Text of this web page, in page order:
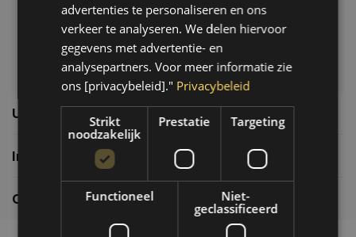
info@autoklusser.nl
Usefull links
Informatie
Contactgegevens
advertenties te personaliseren en ons
verkeer te analyseren. We delen hiervoor
gegevens met advertentie- en
analysepartners. Voor meer informatie zie
ons [privacybeleid]." Privacybeleid
Strikt
noodzakelijk
Prestatie Targeting
Functioneel
Niet-
geclassificeerd